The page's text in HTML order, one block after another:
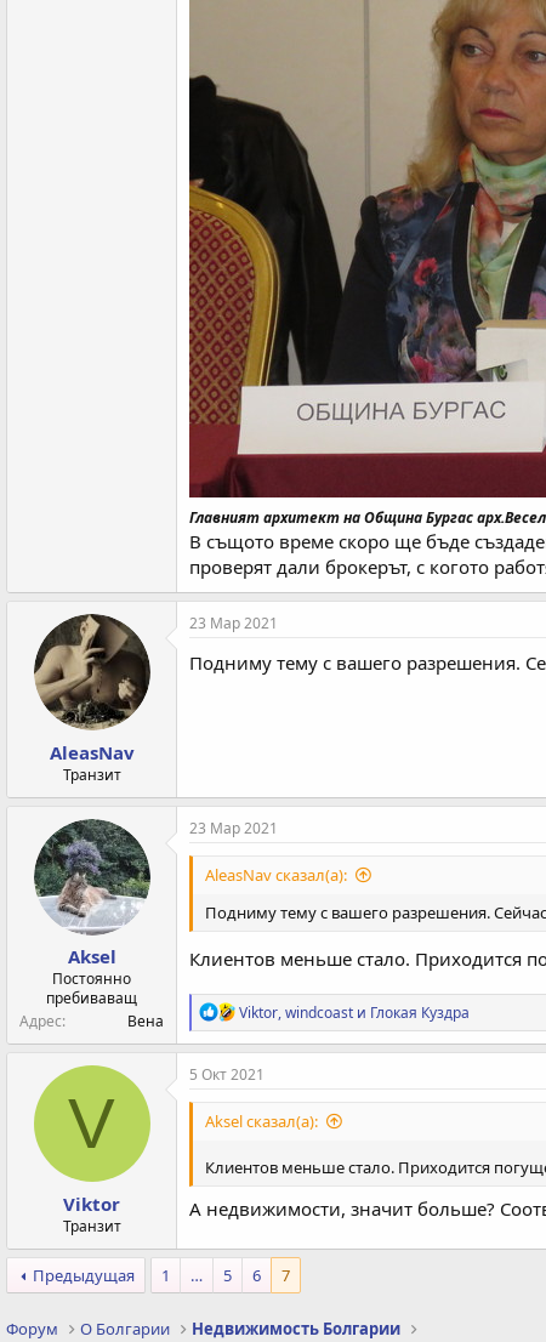
Главният архитект на Община Бургас
В същото време скоро ще бъде
проверят дали брокерът, с когото
AleasNav
Транзит
23 Мар 2021
Подниму тему с вашего разрешения.
Aksel
Постоянно
пребиваващ
Адрес
Вена
23 Мар 2021
AleasNav сказал(а):
Подниму тему с вашего разрешения.
Клиентов меньше стало. Приходится
Р
е
а
к
и
Viktor,windcoast и Глокая Куздра
V
Viktor
Транзит
5 Окт 2021
Aksel сказал(а):
Клиентов меньше стало. Приходится
А недвижимости, значит больше?
Предыдущая 1 … 5 6 7
Форум О Болгарии Недвижимость Болгарии